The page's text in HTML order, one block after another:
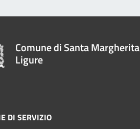
Comune di Santa Margherita
Ligure
DI SERVIZIO